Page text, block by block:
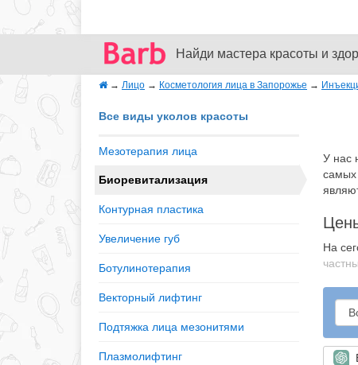
Найди мастера красоты и
→ Лицо → Косметология лица в Запорожье →
У нас
самых
На
Все виды уколов красоты
Мезотерапия лица
Биоревитализация
Контурная пластика
Увеличение губ
Ботулинотерапия
Векторный лифтинг
Подтяжка лица мезонитями
Плазмолифтинг